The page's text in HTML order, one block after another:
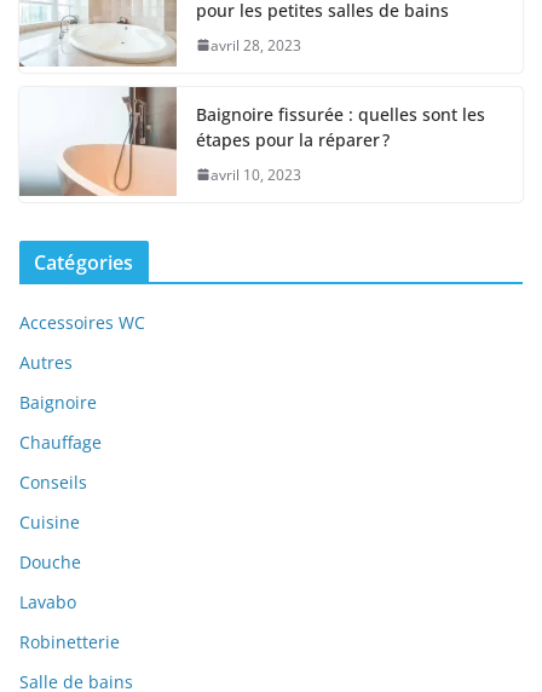
pour les petites salles de bains
avril 28, 2023
Baignoire fissurée : quelles sont les
étapes pour la réparer ?
avril 10, 2023
Catégories
Accessoires WC
Autres
Baignoire
Chauffage
Conseils
Cuisine
Douche
Lavabo
Robinetterie
Salle de bains